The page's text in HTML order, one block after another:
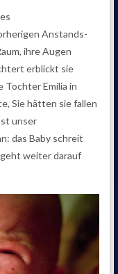
Anstands-
ihre Augen
erblickt sie
Tochter Emilia in
Sie hätten sie fallen
unser
das Baby schreit
weiter darauf